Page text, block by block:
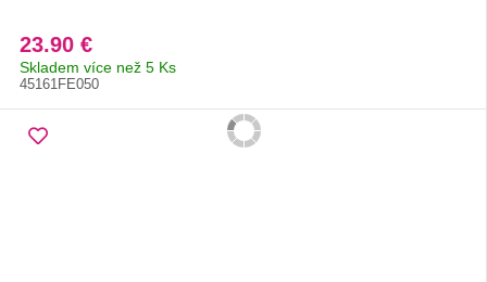
23.90 €
Skladem více než 5 Ks
45161FE050